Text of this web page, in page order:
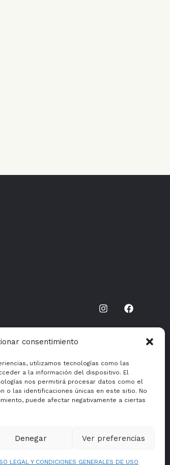
consentimiento
utilizamos tecnologías como las
a la información del dispositivo. El
nos permitirá procesar datos como el
o las identificaciones únicas en este sitio. No
puede afectar negativamente a ciertas
Denegar Ver preferencias
LEGAL Y CONDICIONES GENERALES DE USO